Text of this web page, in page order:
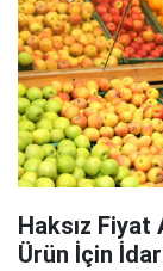
Haksız Fiyat
Ürün İçin